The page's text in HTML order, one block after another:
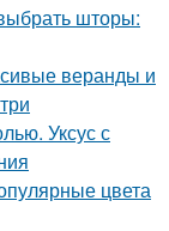
шторы:
веранды и
Уксус с
цвета